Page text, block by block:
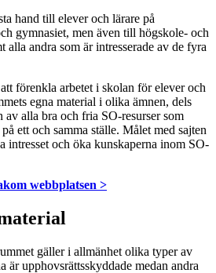
hand till elever och lärare på
gymnasiet, men även till högskole- och
alla andra som är intresserade av de fyra
förenkla arbetet i skolan för elever och
egna material i olika ämnen, dels
av alla bra och fria SO-resurser som
ett och samma ställe. Målet med sajten
intresset och öka kunskaperna inom SO-
webbplatsen >
gäller i allmänhet olika typer av
är upphovsrättsskyddade medan andra